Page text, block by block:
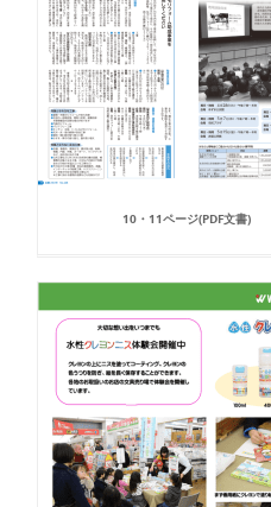
10・11ページ(PDF文書)